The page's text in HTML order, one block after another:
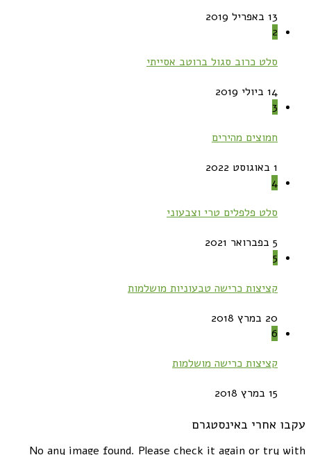
13 באפריל 2019
2
סלט כרוב סגול ברוטב אסייתי
14 ביולי 2019
3
חמוצים מהירים
1 באוגוסט 2022
4
סלט פלפלים טרי וצבעוני
5 בפברואר 2021
5
קציצות כרישה טבעוניות מושלמות
20 במרץ 2018
6
קציצות כרישה מושלמות
15 במרץ 2018
עקבו אחרי באינסטגרם
No any image found. Please check it again or try with